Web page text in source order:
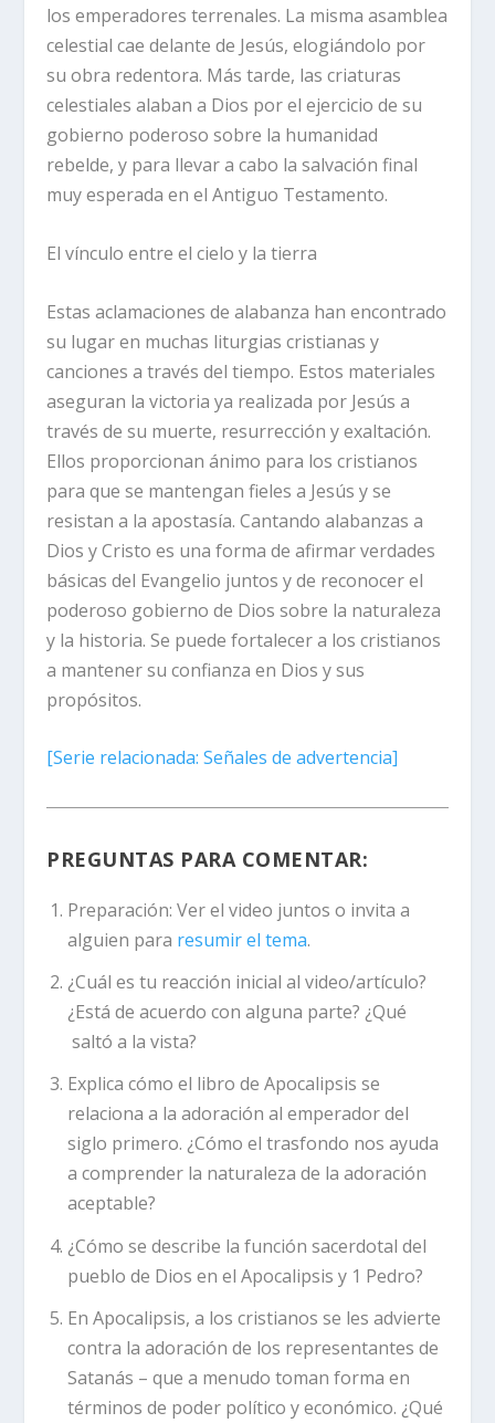
los emperadores terrenales. La misma asamblea
celestial cae delante de Jesús, elogiándolo por
su obra redentora. Más tarde, las criaturas
celestiales alaban a Dios por el ejercicio de su
gobierno poderoso sobre la humanidad
rebelde, y para llevar a cabo la salvación final
muy esperada en el Antiguo Testamento.
El vínculo entre el cielo y la tierra
Estas aclamaciones de alabanza han encontrado
su lugar en muchas liturgias cristianas y
canciones a través del tiempo. Estos materiales
aseguran la victoria ya realizada por Jesús a
través de su muerte, resurrección y exaltación.
Ellos proporcionan ánimo para los cristianos
para que se mantengan fieles a Jesús y se
resistan a la apostasía. Cantando alabanzas a
Dios y Cristo es una forma de afirmar verdades
básicas del Evangelio juntos y de reconocer el
poderoso gobierno de Dios sobre la naturaleza
y la historia. Se puede fortalecer a los cristianos
a mantener su confianza en Dios y sus
propósitos.
[Serie relacionada: Señales de advertencia]
PREGUNTAS PARA COMENTAR:
Preparación: Ver el video juntos o invita a
alguien para resumir el tema.
¿Cuál es tu reacción inicial al video/artículo?
¿Está de acuerdo con alguna parte? ¿Qué
saltó a la vista?
Explica cómo el libro de Apocalipsis se
relaciona a la adoración al emperador del
siglo primero. ¿Cómo el trasfondo nos ayuda
a comprender la naturaleza de la adoración
aceptable?
¿Cómo se describe la función sacerdotal del
pueblo de Dios en el Apocalipsis y 1 Pedro?
En Apocalipsis, a los cristianos se les advierte
contra la adoración de los representantes de
Satanás – que a menudo toman forma en
términos de poder político y económico. ¿Qué